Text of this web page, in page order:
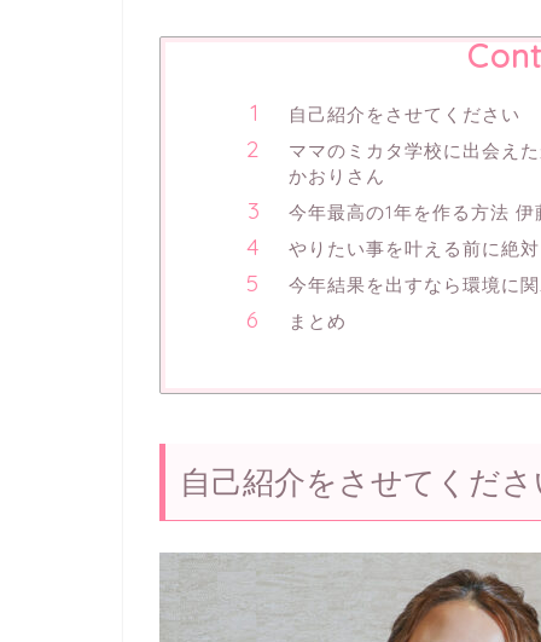
自己紹介をさせてください
ママのミカタ学校に出会え
かおりさん
今年最高の1年を作る方法
やりたい事を叶える前に絶
今年結果を出すなら環境に
まとめ
自己紹介をさせてくだ